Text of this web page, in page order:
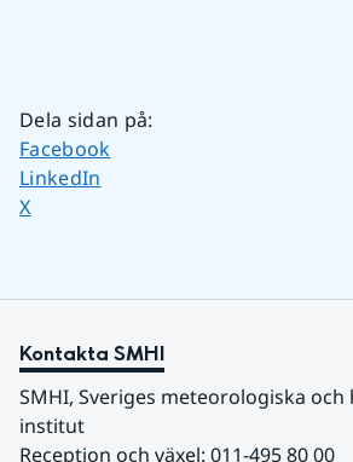
Dela sidan på:
Dela sidan på
Facebook
Dela sidan på
LinkedIn
Dela sidan på
X
Kontakta SMHI
SMHI, Sveriges meteorologiska
institut
Reception och växel: 011-495 80 00